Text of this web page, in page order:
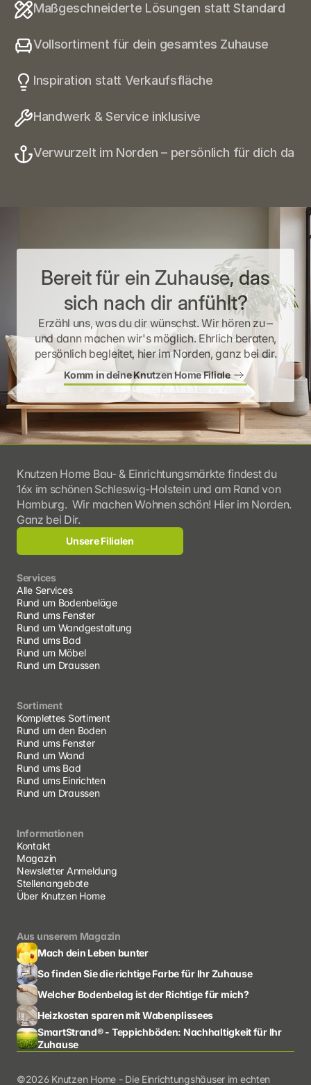
Maßgeschneiderte Lösungen statt Standard
Vollsortiment für dein gesamtes Zuhause
Inspiration statt Verkaufsfläche
Handwerk & Service inklusive
Verwurzelt im Norden – persönlich für dich da
Bereit für ein Zuhause, das
sich nach dir anfühlt?
Erzähl uns, was du dir wünschst. Wir hören zu –
und dann machen wir's möglich. Ehrlich beraten,
persönlich begleitet, hier im Norden, ganz bei dir.
Komm in deine Knutzen Home Filiale
Knutzen Home Bau- & Einrichtungsmärkte findest du
16x im schönen Schleswig-Holstein und am Rand von
Hamburg.  Wir machen Wohnen schön! Hier im Norden.
Ganz bei Dir.
Unsere Filialen
Services
Alle Services
Rund um Bodenbeläge
Rund ums Fenster
Rund um Wandgestaltung
Rund ums Bad
Rund um Möbel
Rund um Draussen
Sortiment
Komplettes Sortiment
Rund um den Boden
Rund ums Fenster
Rund um Wand
Rund ums Bad
Rund ums Einrichten
Rund um Draussen
Informationen
Kontakt
Magazin
Newsletter Anmeldung
Stellenangebote
Über Knutzen Home
Aus unserem Magazin
Mach dein Leben bunter
So finden Sie die richtige Farbe für Ihr Zuhause
Welcher Bodenbelag ist der Richtige für mich?
Heizkosten sparen mit Wabenplissees
SmartStrand® - Teppichböden: Nachhaltigkeit für Ihr
Zuhause
©2026 Knutzen Home - Die Einrichtungshäuser im echten